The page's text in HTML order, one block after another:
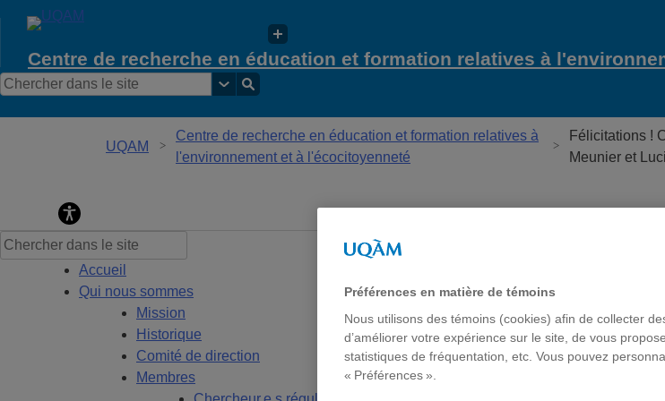
Centre de recherche en éducation et formation relatives à
UQAM
Centre de recherche en éducation et formation relatives à
l'environnement et à l'écocitoyenneté
Félicitations !
Meunier et
Centre de recherche en éducation et formation relatives à l'environnement et à
Accueil
Qui nous sommes
Mission
Historique
Comité de direction
Membres
Préférences en matière de témoins
Nous utilisons des témoins (cookies) afin de collecter
d’améliorer votre expérience sur le site, de vous
statistiques de fréquentation, etc. Vous pouvez
« Préférences ».